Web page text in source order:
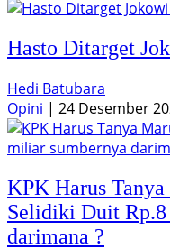
Hasto Ditarget
Hedi Batubara
Opini | 24 Desember
KPK Harus
Selidiki Duit
darimana ?